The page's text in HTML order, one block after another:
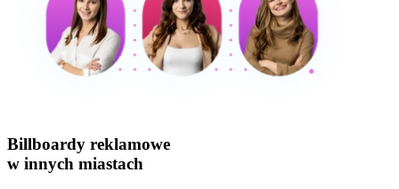
Billboardy reklamowe
w innych miastach